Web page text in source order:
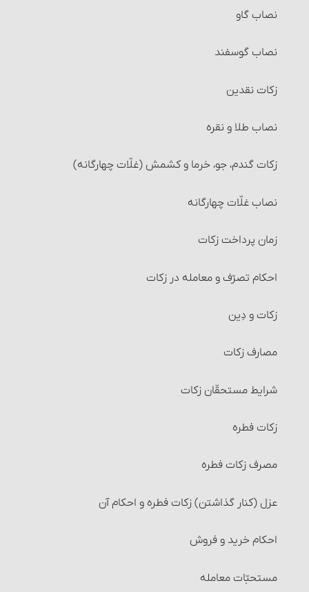
نصاب گاو
نصاب گوسفند
زکات نقدین‏
نصاب طلا و نقره‏
زکات گندم، جو، خرما و کشمش (غلّات چهارگانه)
نصاب غلّات چهارگانه‏
زمان پرداخت زکات‏
احکام تصرّف و معامله در زکات
زکات و دِین‏
مصارف زکات
شرایط مستحقّان زکات‏
زکات فطره
مصرف زکات فطره
عزل (کنار گذاشتن) زکات فطره و احکام آن
احکام خرید و فروش‏
مستحبّات معامله